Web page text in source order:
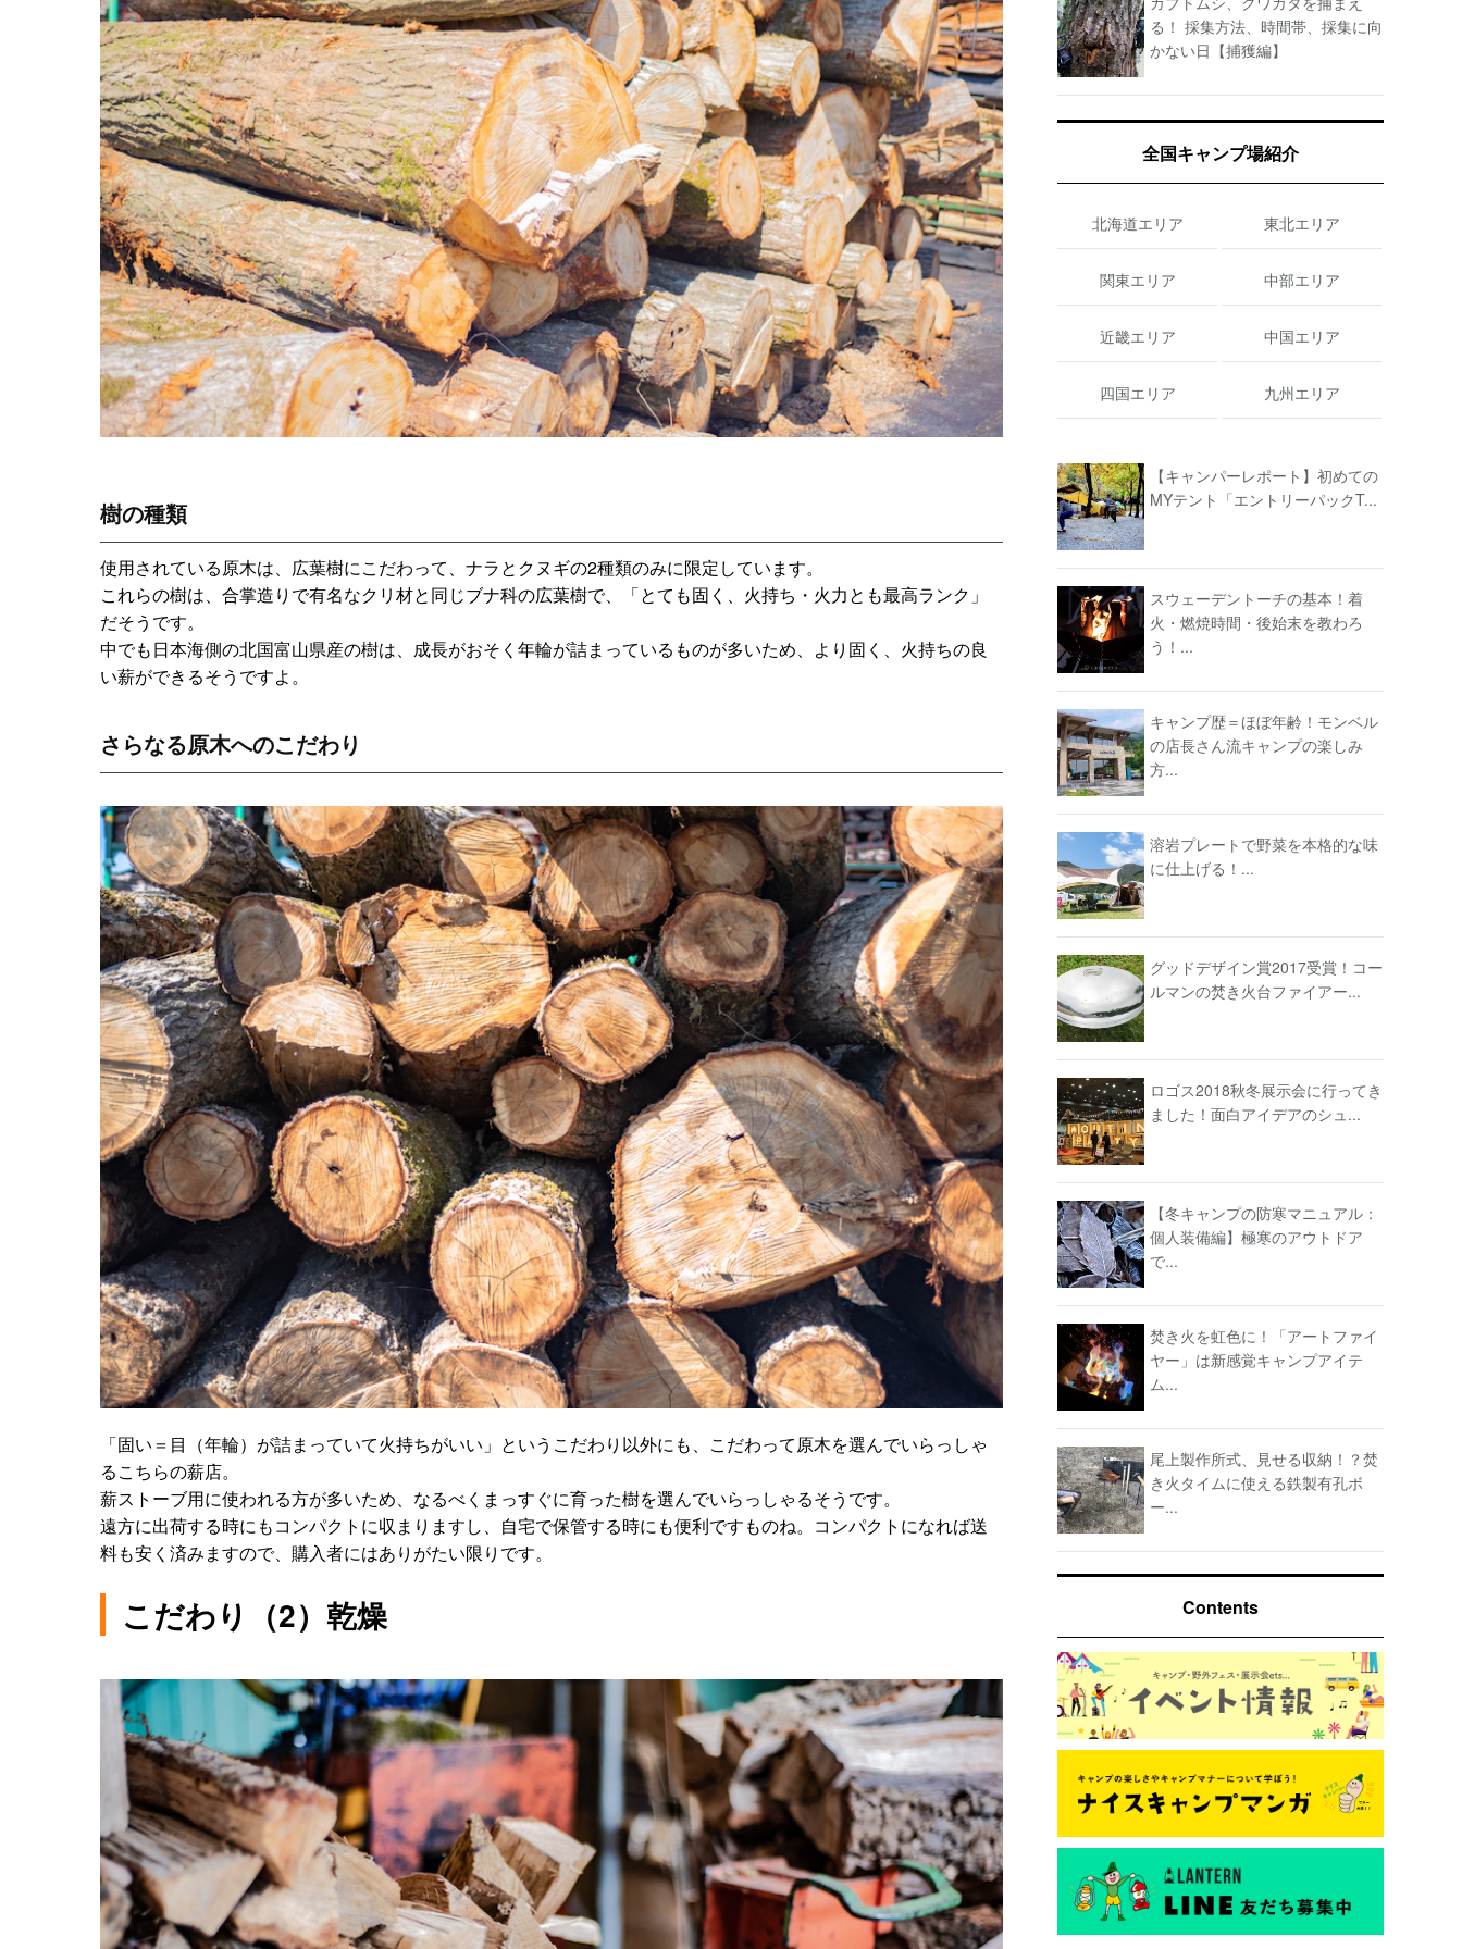
樹の種類
使用されている原木は、広葉樹にこだわって、ナラとクヌギの2種類のみに限定しています。
これらの樹は、合掌造りで有名なクリ材と同じブナ科の広葉樹で、「とても固く、火持ち・火力とも最高ランク」
だそうです。
中でも日本海側の北国富山県産の樹は、成長がおそく年輪が詰まっているものが多いため、より固く、火持ちの良
い薪ができるそうですよ。
さらなる原木へのこだわり
「固い＝目（年輪）が詰まっていて火持ちがいい」というこだわり以外にも、こだわって原木を選んでいらっしゃ
るこちらの薪店。
薪ストーブ用に使われる方が多いため、なるべくまっすぐに育った樹を選んでいらっしゃるそうです。
遠方に出荷する時にもコンパクトに収まりますし、自宅で保管する時にも便利ですものね。コンパクトになれば送
料も安く済みますので、購入者にはありがたい限りです。
こだわり（2）乾燥
る！ 採集方法、時間帯、採集に向
かない日【捕獲編】
全国キャンプ場紹介
北海道エリア 東北エリア
関東エリア 中部エリア
近畿エリア 中国エリア
四国エリア 九州エリア
【キャンパーレポート】初めての
MYテント「エントリーパックT...
スウェーデントーチの基本！着
火・燃焼時間・後始末を教わろ
う！...
キャンプ歴＝ほぼ年齢！モンベル
の店長さん流キャンプの楽しみ
方...
溶岩プレートで野菜を本格的な味
に仕上げる！...
グッドデザイン賞2017受賞！コー
ルマンの焚き火台ファイアー...
ロゴス2018秋冬展示会に行ってき
ました！面白アイデアのシュ...
【冬キャンプの防寒マニュアル：
個人装備編】極寒のアウトドア
で...
焚き火を虹色に！「アートファイ
ヤー」は新感覚キャンプアイテ
ム...
尾上製作所式、見せる収納！？焚
き火タイムに使える鉄製有孔ボ
ー...
Contents